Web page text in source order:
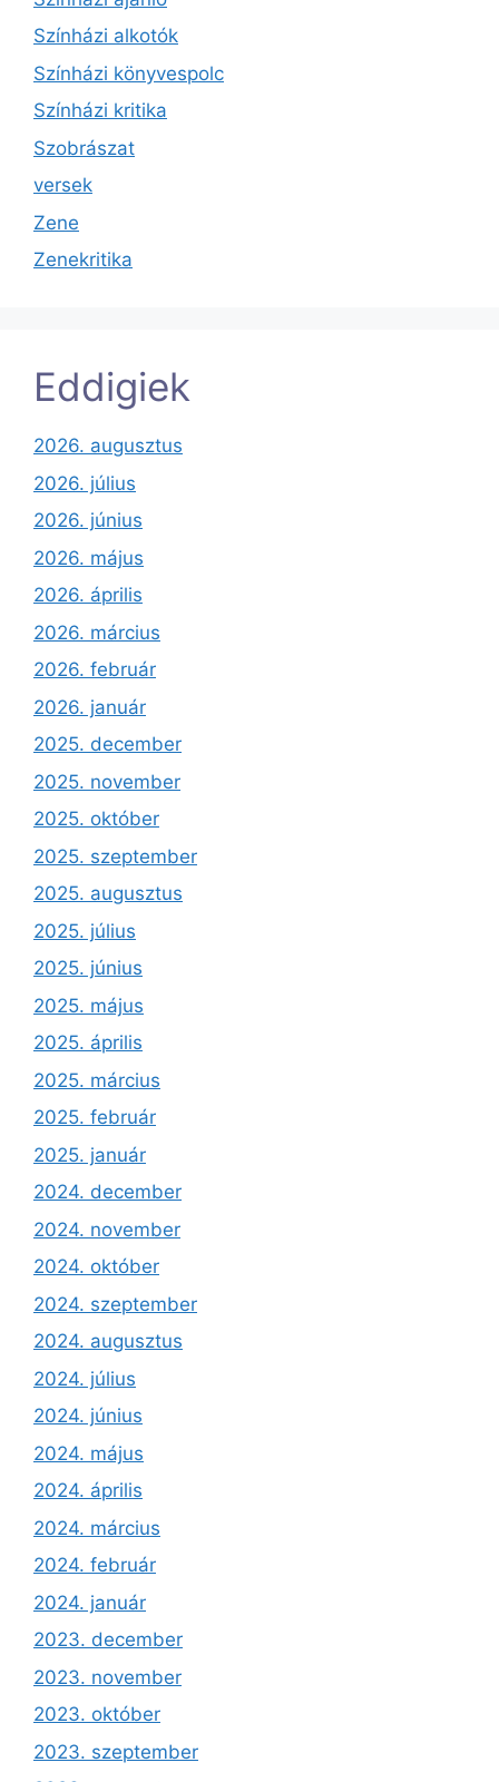
Színházi alkotók
Színházi könyvespolc
Színházi kritika
Szobrászat
versek
Zene
Zenekritika
Eddigiek
2026. augusztus
2026. július
2026. június
2026. május
2026. április
2026. március
2026. február
2026. január
2025. december
2025. november
2025. október
2025. szeptember
2025. augusztus
2025. július
2025. június
2025. május
2025. április
2025. március
2025. február
2025. január
2024. december
2024. november
2024. október
2024. szeptember
2024. augusztus
2024. július
2024. június
2024. május
2024. április
2024. március
2024. február
2024. január
2023. december
2023. november
2023. október
2023. szeptember